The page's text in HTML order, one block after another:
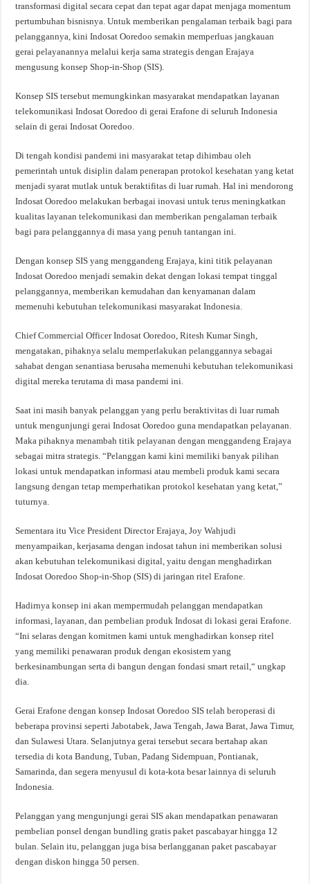
transformasi digital secara cepat dan tepat agar dapat menjaga momentum
pertumbuhan bisnisnya. Untuk memberikan pengalaman terbaik bagi para
pelanggannya, kini Indosat Ooredoo semakin memperluas jangkauan
gerai pelayanannya melalui kerja sama strategis dengan Erajaya
mengusung konsep Shop-in-Shop (SIS).
Konsep SIS tersebut memungkinkan masyarakat mendapatkan layanan
telekomunikasi Indosat Ooredoo di gerai Erafone di seluruh Indonesia
selain di gerai Indosat Ooredoo.
Di tengah kondisi pandemi ini masyarakat tetap dihimbau oleh
pemerintah untuk disiplin dalam penerapan protokol kesehatan yang ketat
menjadi syarat mutlak untuk beraktifitas di luar rumah. Hal ini mendorong
Indosat Ooredoo melakukan berbagai inovasi untuk terus meningkatkan
kualitas layanan telekomunikasi dan memberikan pengalaman terbaik
bagi para pelanggannya di masa yang penuh tantangan ini.
Dengan konsep SIS yang menggandeng Erajaya, kini titik pelayanan
Indosat Ooredoo menjadi semakin dekat dengan lokasi tempat tinggal
pelanggannya, memberikan kemudahan dan kenyamanan dalam
memenuhi kebutuhan telekomunikasi masyarakat Indonesia.
Chief Commercial Officer Indosat Ooredoo, Ritesh Kumar Singh,
mengatakan, pihaknya selalu memperlakukan pelanggannya sebagai
sahabat dengan senantiasa berusaha memenuhi kebutuhan telekomunikasi
digital mereka terutama di masa pandemi ini.
Saat ini masih banyak pelanggan yang perlu beraktivitas di luar rumah
untuk mengunjungi gerai Indosat Ooredoo guna mendapatkan pelayanan.
Maka pihaknya menambah titik pelayanan dengan menggandeng Erajaya
sebagai mitra strategis. “Pelanggan kami kini memiliki banyak pilihan
lokasi untuk mendapatkan informasi atau membeli produk kami secara
langsung dengan tetap memperhatikan protokol kesehatan yang ketat,”
tuturnya.
Sementara itu Vice President Director Erajaya, Joy Wahjudi
menyampaikan, kerjasama dengan indosat tahun ini memberikan solusi
akan kebutuhan telekomunikasi digital, yaitu dengan menghadirkan
Indosat Ooredoo Shop-in-Shop (SIS) di jaringan ritel Erafone.
Hadirnya konsep ini akan mempermudah pelanggan mendapatkan
informasi, layanan, dan pembelian produk Indosat di lokasi gerai Erafone.
“Ini selaras dengan komitmen kami untuk menghadirkan konsep ritel
yang memiliki penawaran produk dengan ekosistem yang
berkesinambungan serta di bangun dengan fondasi smart retail,“ ungkap
dia.
Gerai Erafone dengan konsep Indosat Ooredoo SIS telah beroperasi di
beberapa provinsi seperti Jabotabek, Jawa Tengah, Jawa Barat, Jawa Timur,
dan Sulawesi Utara. Selanjutnya gerai tersebut secara bertahap akan
tersedia di kota Bandung, Tuban, Padang Sidempuan, Pontianak,
Samarinda, dan segera menyusul di kota-kota besar lainnya di seluruh
Indonesia.
Pelanggan yang mengunjungi gerai SIS akan mendapatkan penawaran
pembelian ponsel dengan bundling gratis paket pascabayar hingga 12
bulan. Selain itu, pelanggan juga bisa berlangganan paket pascabayar
dengan diskon hingga 50 persen.